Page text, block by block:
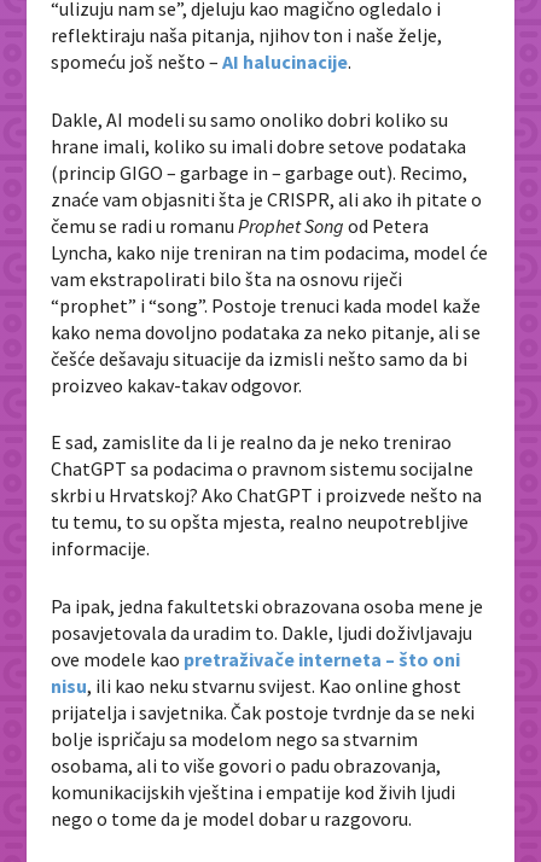
“ulizuju nam se”, djeluju kao magično ogledalo i
reflektiraju naša pitanja, njihov ton i naše želje,
spomeću još nešto – AI halucinacije.
Dakle, AI modeli su samo onoliko dobri koliko su
hrane imali, koliko su imali dobre setove podataka
(princip GIGO – garbage in – garbage out). Recimo,
znaće vam objasniti šta je CRISPR, ali ako ih pitate o
čemu se radi u romanuProphet Song od Petera
Lyncha, kako nije treniran na tim podacima, model će
vam ekstrapolirati bilo šta na osnovu riječi
“prophet” i “song”. Postoje trenuci kada model kaže
kako nema dovoljno podataka za neko pitanje, ali se
češće dešavaju situacije da izmisli nešto samo da bi
proizveo kakav-takav odgovor.
E sad, zamislite da li je realno da je neko trenirao
ChatGPT sa podacima o pravnom sistemu socijalne
skrbi u Hrvatskoj? Ako ChatGPT i proizvede nešto na
tu temu, to su opšta mjesta, realno neupotrebljive
informacije.
Pa ipak, jedna fakultetski obrazovana osoba mene je
posavjetovala da uradim to. Dakle, ljudi doživljavaju
ove modele kao pretraživače interneta – što oni
nisu, ili kao neku stvarnu svijest. Kao online ghost
prijatelja i savjetnika. Čak postoje tvrdnje da se neki
bolje ispričaju sa modelom nego sa stvarnim
osobama, ali to više govori o padu obrazovanja,
komunikacijskih vještina i empatije kod živih ljudi
nego o tome da je model dobar u razgovoru.